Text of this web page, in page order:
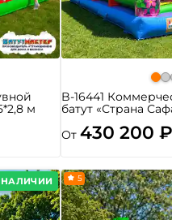
м
B-16441
батут «Страна
От 430 200 ₽
НАЛИЧИИ 5